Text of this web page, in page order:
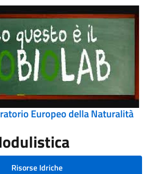
Europeo della Naturalità
Risorse Idriche